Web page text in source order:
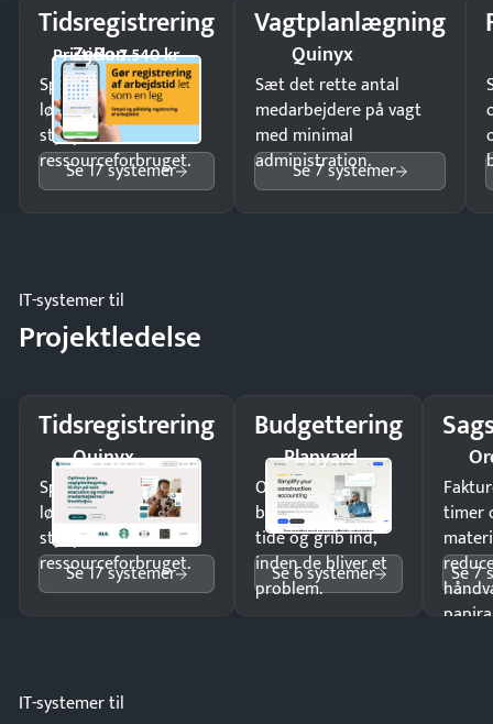
Tidsregistrering
ZeBon
Pristjek: 7.540 kr
Spar tid på
lønberegning og få
styr på
ressourceforbruget.
Se 17 systemer
Vagtplanlægning
Quinyx
Sæt det rette antal
medarbejdere på vagt
med minimal
administration.
Se 7 systemer
IT-systemer til
Projektledelse
Tidsregistrering
Quinyx
Spar tid på
lønberegning og få
styr på
ressourceforbruget.
Se 17 systemer
Budgettering
Planyard
Opdag
budgetafvigelser i
tide og grib ind,
inden de bliver et
problem.
Se 6 systemer
timer
Se 7
IT-systemer til